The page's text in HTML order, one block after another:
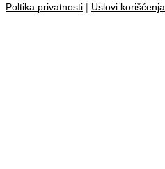
Poltika privatnosti | Uslovi korišćenja